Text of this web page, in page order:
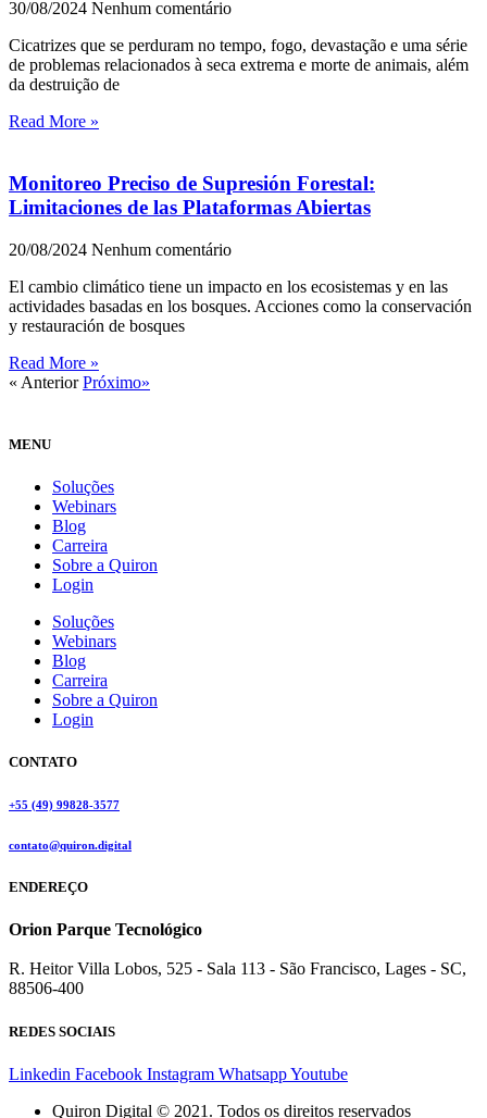
30/08/2024 Nenhum comentário
Cicatrizes que se perduram no tempo, fogo, devastação e uma série
de problemas relacionados à seca extrema e morte de animais, além
da destruição de
Read More »
Monitoreo Preciso de Supresión Forestal:
Limitaciones de las Plataformas Abiertas
20/08/2024 Nenhum comentário
El cambio climático tiene un impacto en los ecosistemas y en las
actividades basadas en los bosques. Acciones como la conservación
y restauración de bosques
Read More »
« Anterior Próximo»
MENU
Soluções
Webinars
Blog
Carreira
Sobre a Quiron
Login
Soluções
Webinars
Blog
Carreira
Sobre a Quiron
Login
CONTATO
+55 (49) 99828-3577
contato@quiron.digital
ENDEREÇO
Orion Parque Tecnológico
R. Heitor Villa Lobos, 525 - Sala 113 - São Francisco, Lages - SC,
88506-400
REDES SOCIAIS
Linkedin Facebook Instagram WhatsappYoutube
Quiron Digital © 2021. Todos os direitos reservados